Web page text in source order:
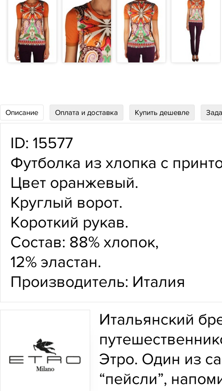
Описание Оплата и доставка Купить дешевле
ID: 15577
Футболка из хлопка с
Цвет оранжевый.
Круглый ворот.
Короткий рукав.
Состав: 88% хлопок,
12% эластан.
Производитель: Италия
Итальянский
Этро. Один из
“пейсли”,